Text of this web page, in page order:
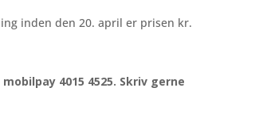
inden den 20. april er prisen kr.
4015 4525. Skriv gerne